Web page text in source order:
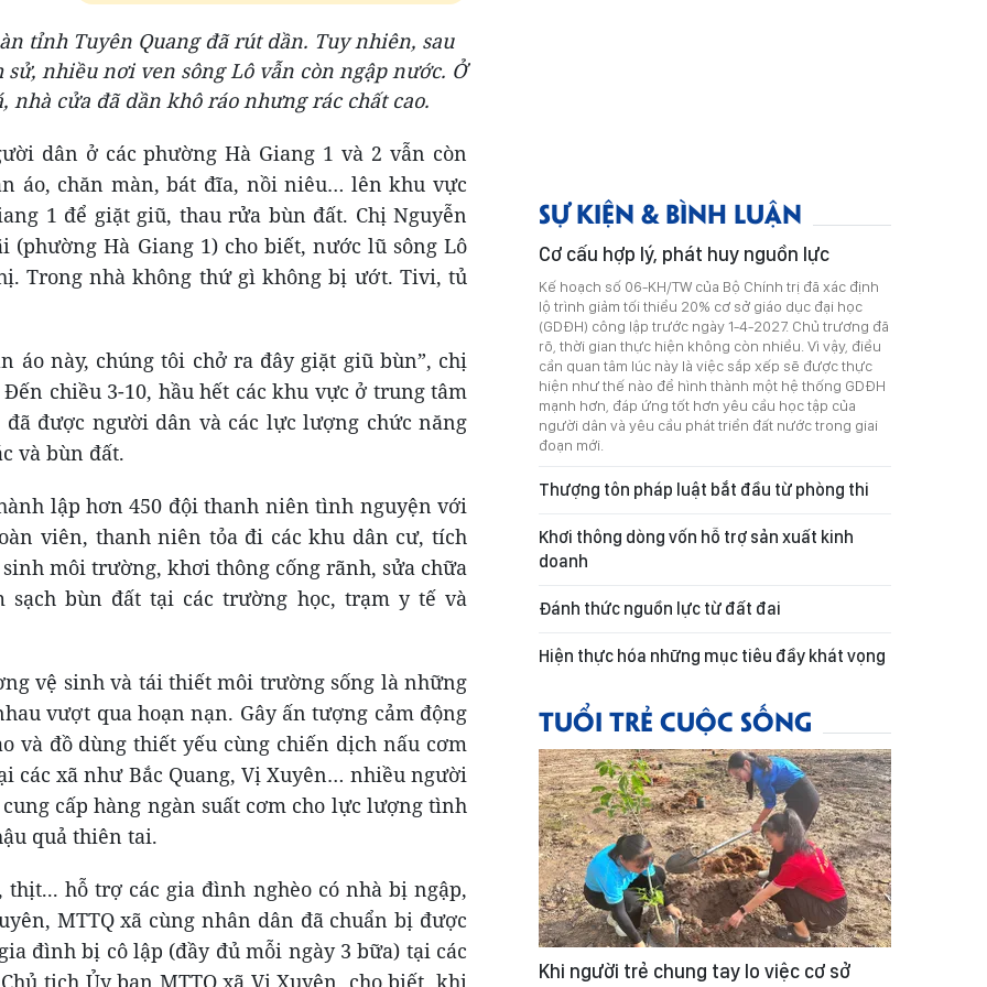
tỉnh Tuyên Quang đã rút dần. Tuy nhiên, sau
nhiều nơi ven sông Lô vẫn còn ngập nước. Ở
nhà cửa đã dần khô ráo nhưng rác chất cao.
dân ở các phường Hà Giang 1 và 2 vẫn còn
áo, chăn màn, bát đĩa, nồi niêu… lên khu vực
1 để giặt giũ, thau rửa bùn đất. Chị Nguyễn
(phường Hà Giang 1) cho biết, nước lũ sông Lô
Trong nhà không thứ gì không bị ướt. Tivi, tủ
áo này, chúng tôi chở ra đây giặt giũ bùn”, chị
chiều 3-10, hầu hết các khu vực ở trung tâm
đã được người dân và các lực lượng chức năng
và bùn đất.
lập hơn 450 đội thanh niên tình nguyện với
viên, thanh niên tỏa đi các khu dân cư, tích
môi trường, khơi thông cống rãnh, sửa chữa
bùn đất tại các trường học, trạm y tế và
vệ sinh và tái thiết môi trường sống là những
vượt qua hoạn nạn. Gây ấn tượng cảm động
và đồ dùng thiết yếu cùng chiến dịch nấu cơm
các xã như Bắc Quang, Vị Xuyên… nhiều người
cấp hàng ngàn suất cơm cho lực lượng tình
quả thiên tai.
hỗ trợ các gia đình nghèo có nhà bị ngập,
MTTQ xã cùng nhân dân đã chuẩn bị được
đình bị cô lập (đầy đủ mỗi ngày 3 bữa) tại các
tịch Ủy ban MTTQ xã Vị Xuyên, cho biết, khi
SỰ KIỆN & BÌNH LUẬN
Cơ cấu hợp lý, phát huy nguồn lực
Kế hoạch số 06-KH/TW của Bộ Chính trị đã xác định
lộ trình giảm tối thiểu 20% cơ sở giáo dục đại học
(GDĐH) công lập trước ngày 1-4-2027. Chủ trương đã
rõ, thời gian thực hiện không còn nhiều. Vì vậy, điều
cần quan tâm lúc này là việc sắp xếp sẽ được thực
hiện như thế nào để hình thành một hệ thống GDĐH
mạnh hơn, đáp ứng tốt hơn yêu cầu học tập của
người dân và yêu cầu phát triển đất nước trong giai
đoạn mới.
Thượng tôn pháp luật bắt đầu từ phòng thi
Khơi thông dòng vốn hỗ trợ sản xuất kinh
doanh
Đánh thức nguồn lực từ đất đai
Hiện thực hóa những mục tiêu đầy khát vọng
TUỔI TRẺ CUỘC SỐNG
Khi người trẻ chung tay lo việc cơ sở